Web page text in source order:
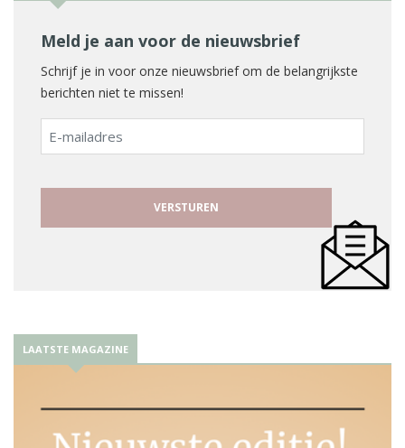
Meld je aan voor de nieuwsbrief
Schrijf je in voor onze nieuwsbrief om de belangrijkste
berichten niet te missen!
E-
mailadres
LAATSTE MAGAZINE